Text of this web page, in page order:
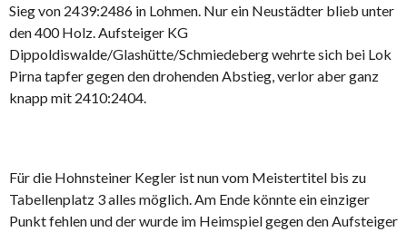
Sieg von 2439:2486 in Lohmen. Nur ein Neustädter blieb unter
den 400 Holz. Aufsteiger KG
Dippoldiswalde/Glashütte/Schmiedeberg wehrte sich bei Lok
Pirna tapfer gegen den drohenden Abstieg, verlor aber ganz
knapp mit 2410:2404.
Für die Hohnsteiner Kegler ist nun vom Meistertitel bis zu
Tabellenplatz 3 alles möglich. Am Ende könnte ein einziger
Punkt fehlen und der wurde im Heimspiel gegen den Aufsteiger